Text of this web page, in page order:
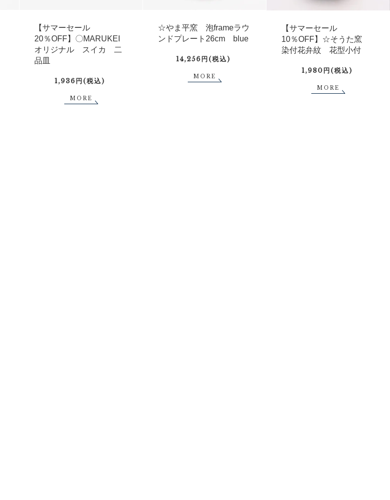
【サマーセール
20％OFF】〇MARUKEI
オリジナル スイカ 二
品皿
1,936円(税込)
MORE
☆やま平窯 泡frameラウ
ンドプレート26cm blue
14,256円(税込)
MORE
【サマーセール
10％OFF】☆そうた窯
染付花弁紋 花型小付
1,980円(税込)
MORE